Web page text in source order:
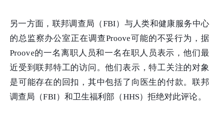
另一方面，联邦调查局（FBI）与人类和健康服务中心
的总监察办公室正在调查Proove可能的不妥行为，据
Proove的一名离职人员和一名在职人员表示，他们最
近受到联邦特工的访问。他们表示，特工关注的对象
是可能存在的回扣，其中包括了向医生的付款。联邦
调查局（FBI）和卫生福利部（HHS）拒绝对此评论。